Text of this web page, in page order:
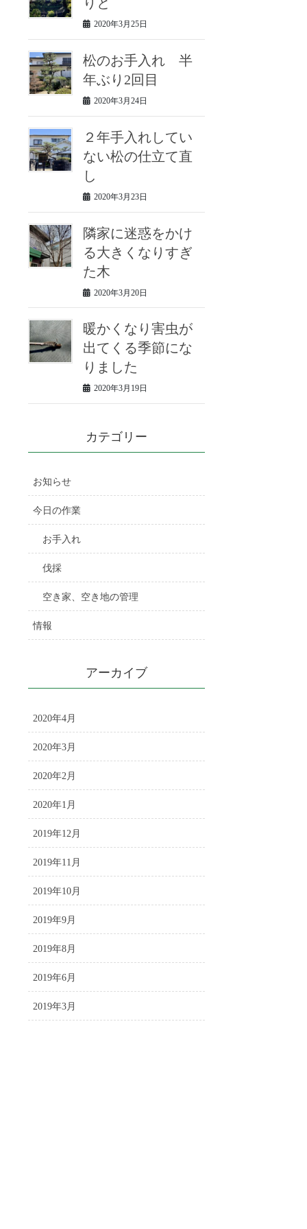
2020年3月25日
松のお手入れ 半
年ぶり2回目
2020年3月24日
２年手入れしてい
ない松の仕立て直
し
2020年3月23日
隣家に迷惑をかけ
る大きくなりすぎ
た木
2020年3月20日
暖かくなり害虫が
出てくる季節にな
りました
2020年3月19日
カテゴリー
お知らせ
今日の作業
お手入れ
伐採
空き家、空き地の管理
情報
アーカイブ
2020年4月
2020年3月
2020年2月
2020年1月
2019年12月
2019年11月
2019年10月
2019年9月
2019年8月
2019年6月
2019年3月